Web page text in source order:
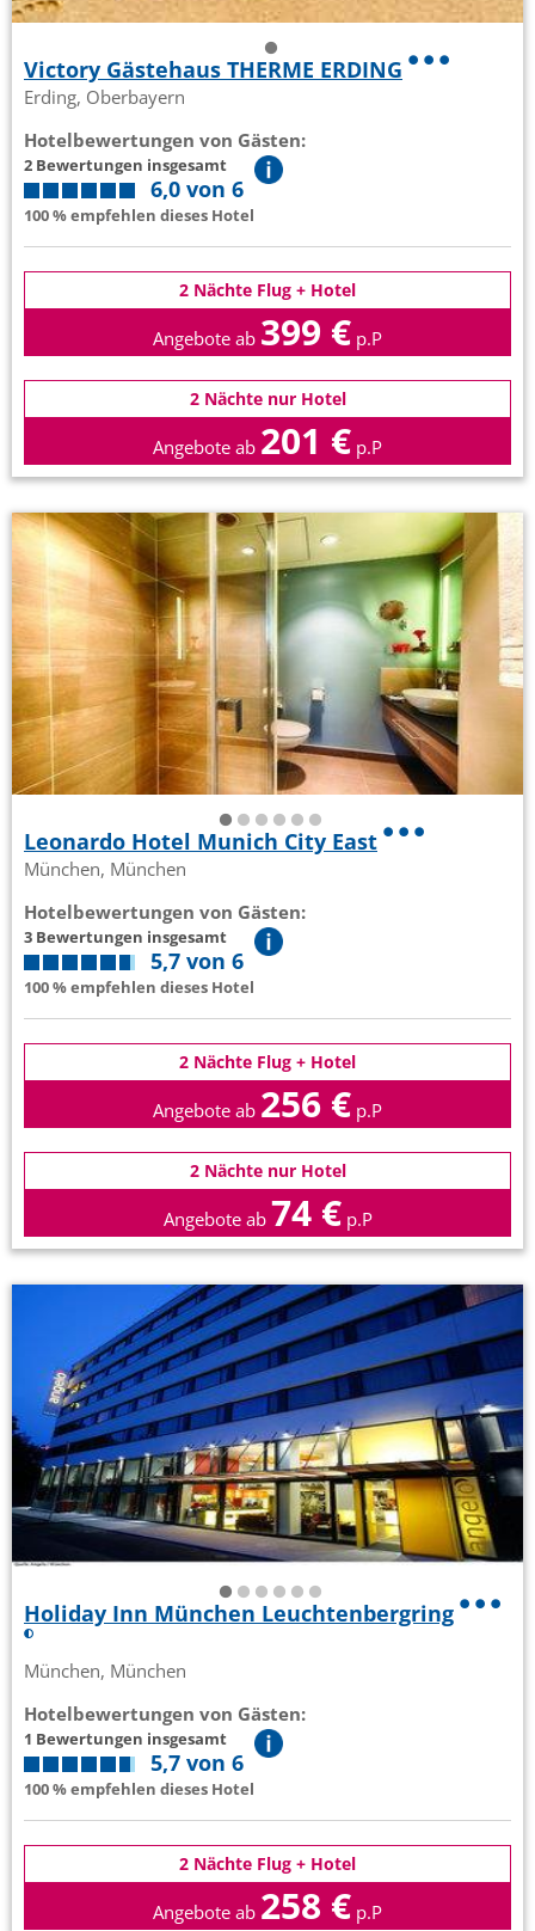
Victory Gästehaus THERME ERDING
Erding, Oberbayern
Hotelbewertungen von Gästen:
2 Bewertungen insgesamt
6,0 von 6
100 % empfehlen dieses Hotel
2 Nächte Flug + Hotel
Angebote ab 399 € p.P
2 Nächte nur Hotel
Angebote ab 201 € p.P
Leonardo Hotel Munich City East
München, München
Hotelbewertungen von Gästen:
3 Bewertungen insgesamt
5,7 von 6
100 % empfehlen dieses Hotel
2 Nächte Flug + Hotel
Angebote ab 256 € p.P
2 Nächte nur Hotel
Angebote ab 74 € p.P
Holiday Inn München Leuchtenbergring
München, München
Hotelbewertungen von Gästen:
1 Bewertungen insgesamt
5,7 von 6
100 % empfehlen dieses Hotel
2 Nächte Flug + Hotel
Angebote ab 258 € p.P